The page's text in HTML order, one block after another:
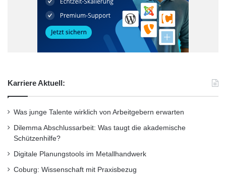
Karriere Aktuell:
Was junge Talente wirklich von Arbeitgebern erwarten
Dilemma Abschlussarbeit: Was taugt die akademische
Schützenhilfe?
Digitale Planungstools im Metallhandwerk
Coburg: Wissenschaft mit Praxisbezug